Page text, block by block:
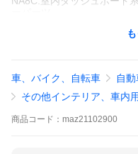
マルハモータースYahooス
車、バイク、自転車 自
その他インテリア、車内
商品 コード： maz21102900